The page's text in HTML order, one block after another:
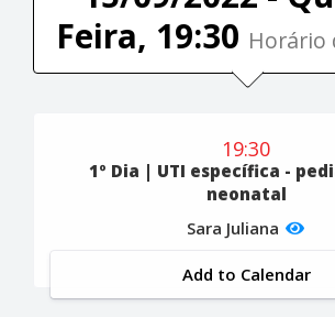
Feira, 19:30 Horário
19:30
1º Dia | UTI específica -
neonatal
Sara Juliana
Add to Calendar